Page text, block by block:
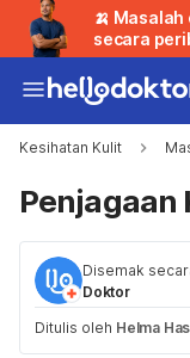
🍌
secara
Kesihatan Kulit
Penjagaan
Disemak
Doktor
Ditulis oleh Helma